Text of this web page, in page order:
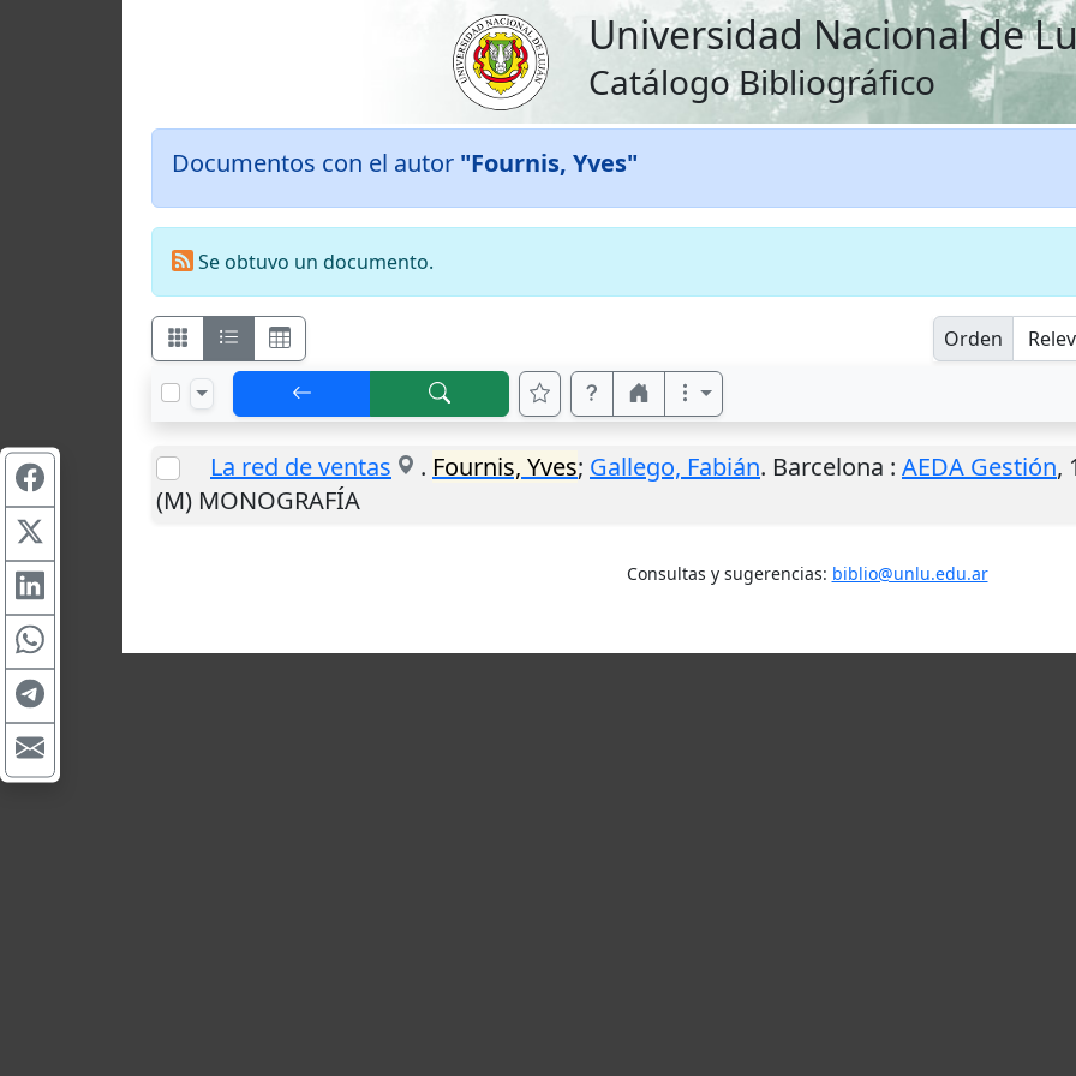
Universidad Nacional de
Catálogo Bibliográfico
Documentos con el autor "Fournis, Yves"
Se obtuvo un documento.
Orden
La red de ventas . Fournis, Yves; Gallego, Fabián. Barcelona : AEDA Gestión,
(M) MONOGRAFÍA
Consultas y sugerencias: biblio@unlu.edu.ar